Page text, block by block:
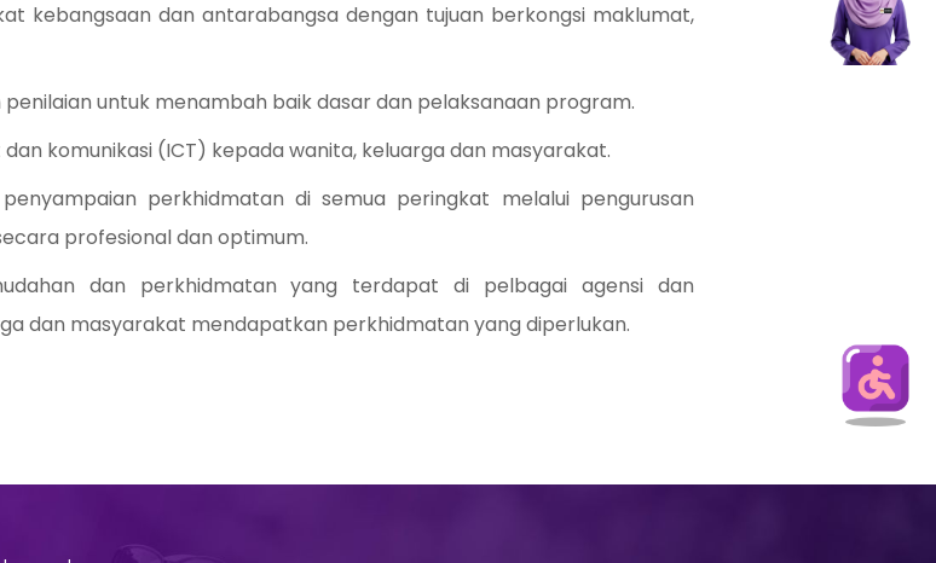
kebangsaan dan antarabangsa dengan tujuan berkongsi maklumat,
untuk menambah baik dasar dan pelaksanaan program.
komunikasi (ICT) kepada wanita, keluarga dan masyarakat.
perkhidmatan di semua peringkat melalui pengurusan
profesional dan optimum.
dan perkhidmatan yang terdapat di pelbagai agensi dan
dan masyarakat mendapatkan perkhidmatan yang diperlukan.